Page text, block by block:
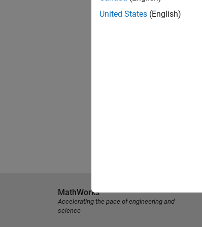
United States (English)
MathWorks
Accelerating the pace of engineering and
science